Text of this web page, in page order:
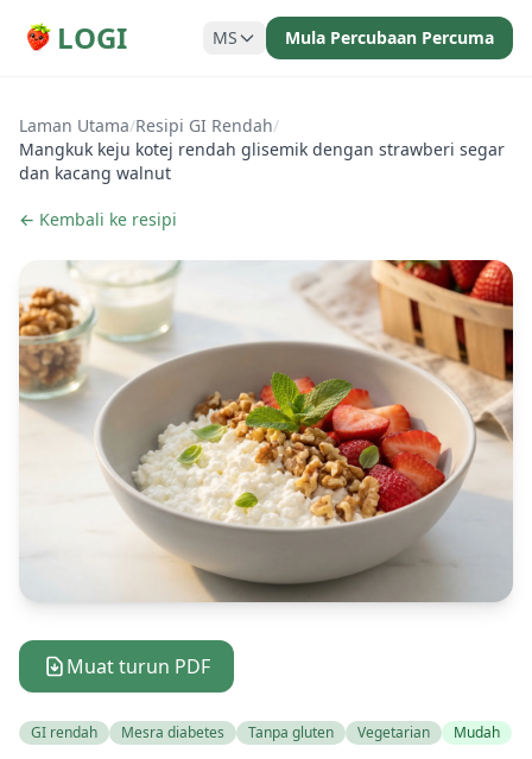
LOGI MS Mula Percubaan Percuma
Laman Utama/Resipi GI Rendah/
Mangkuk keju kotej rendah glisemik dengan strawberi segar
dan kacang walnut
← Kembali ke resipi
Muat turun PDF
GI rendah Mesra diabetes Tanpa gluten Vegetarian Mudah